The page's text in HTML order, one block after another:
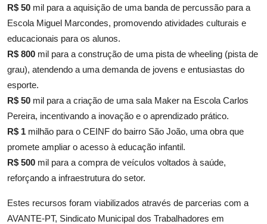
R$ 50 mil para a aquisição de uma banda de percussão para a
Escola Miguel Marcondes, promovendo atividades culturais e
educacionais para os alunos.
R$ 800 mil para a construção de uma pista de wheeling (pista de
grau), atendendo a uma demanda de jovens e entusiastas do
esporte.
R$ 50 mil para a criação de uma sala Maker na Escola Carlos
Pereira, incentivando a inovação e o aprendizado prático.
R$ 1 milhão para o CEINF do bairro São João, uma obra que
promete ampliar o acesso à educação infantil.
R$ 500 mil para a compra de veículos voltados à saúde,
reforçando a infraestrutura do setor.
Estes recursos foram viabilizados através de parcerias com a
AVANTE-PT, Sindicato Municipal dos Trabalhadores em